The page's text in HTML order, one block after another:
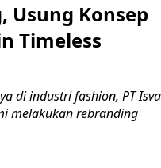
Usung Konsep
Timeless
di industri fashion, PT
melakukan rebranding